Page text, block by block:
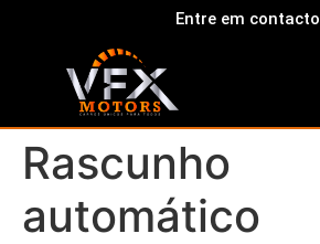
Entre em contacto
Rascunho
automático